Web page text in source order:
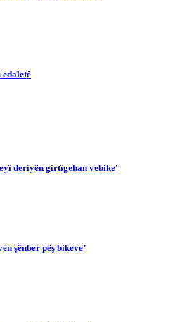
edaletê
deriyên girtîgehan vebike'
şênber pêş bikeve’